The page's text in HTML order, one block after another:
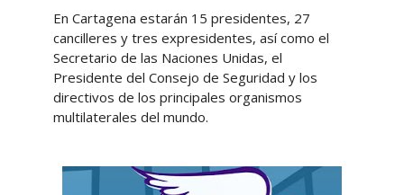
En Cartagena estarán 15 presidentes, 27
cancilleres y tres expresidentes, así como el
Secretario de las Naciones Unidas, el
Presidente del Consejo de Seguridad y los
directivos de los principales organismos
multilaterales del mundo.